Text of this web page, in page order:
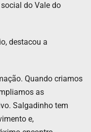
do Vale do
destacou a
Quando criamos
as
Salgadinho tem
e,